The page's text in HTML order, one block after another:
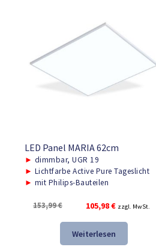
LED Panel MARIA 62cm
► dimmbar, UGR 19
► Lichtfarbe Active Pure Tageslicht
► mit Philips-Bauteilen
153,99€
Ursprünglicher
war:
153,99 €
105,98€Aktueller
105,98 €.
zzgl. MwSt.
Weiterlesen